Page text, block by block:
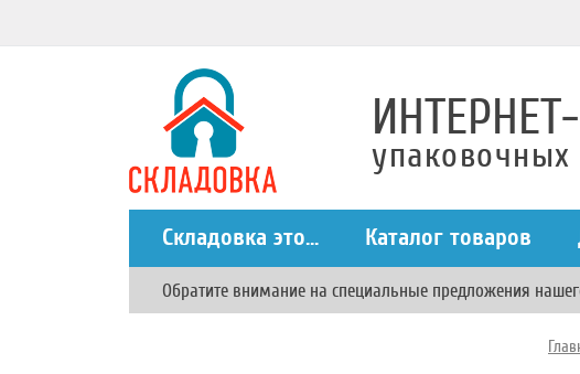
Складовка это... Каталог товаров
Обратите внимание на специальные предложения